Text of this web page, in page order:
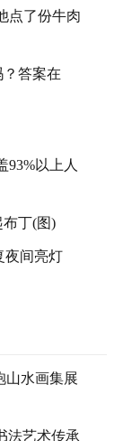
点了份牛肉
答案在
93%以上人
布丁(图)
夜间亮灯
水画集展
法艺术传承